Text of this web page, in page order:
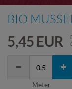
BIO
5,45 EUR
Meter